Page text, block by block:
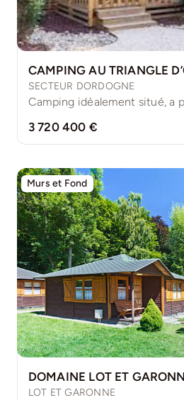
CAMPING AU TRIANGLE
SECTEUR DORDOGNE
3 720 400 €
Murs et Fond
DOMAINE LOT ET
LOT ET GARONNE